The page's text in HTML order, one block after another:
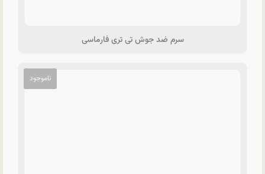
سرم ضد جوش تی تری فارماسی